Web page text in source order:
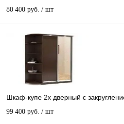
80 400 руб. / шт
Шкаф-купе 2х дверный с
99 400 руб. / шт